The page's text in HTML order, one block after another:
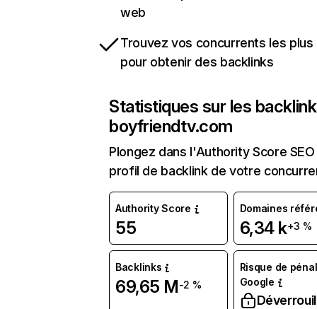
web
Trouvez vos concurrents les
pour obtenir des backlinks
Statistiques sur les
boyfriendtv.com
Plongez dans l'Authority Score
profil de backlink de votre
Authority Score
55
Domaines
6,34 k+3 %
Backlinks
69,65 M-2 %
Risque de
Google